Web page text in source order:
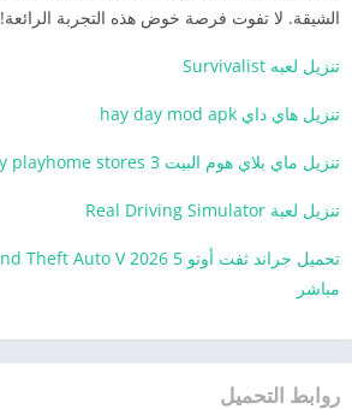
الشيقة. لا تفوت فرصة خوض هذه التجربة الرائعة!
تنزيل لعبه Survivalist
تنزيل هاي داي hay day mod apk
تنزيل ماي بلاي هوم البيت my playhome stores 3
تنزيل لعبة Real Driving Simulator
مباشر
روابط التحميل